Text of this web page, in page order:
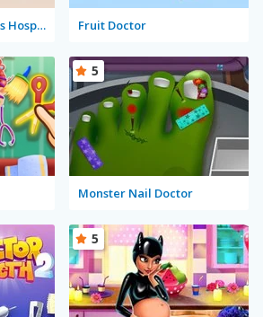
Dumb Ways JR: Zany's Hospital Fruit Doctor
Monster Nail Doctor
5
5